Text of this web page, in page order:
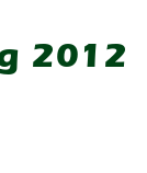
2012